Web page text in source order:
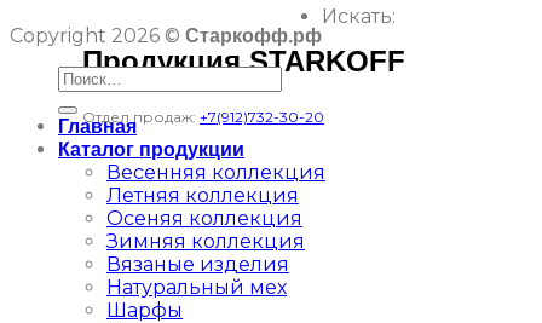
Продукция STARKOFF
Отдел продаж: +7(912)732-30-20
Copyright 2026 © Старкофф.рф
Искать:
Главная
Каталог продукции
Весенняя коллекция
Летняя коллекция
Осеняя коллекция
Зимняя коллекция
Вязаные изделия
Натуральный мех
Шарфы